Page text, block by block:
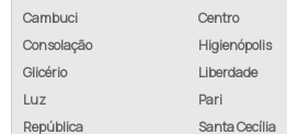
Cambuci
Centro
Consolação
Higienópolis
Glicério
Liberdade
Luz
Pari
República
Santa Cecília